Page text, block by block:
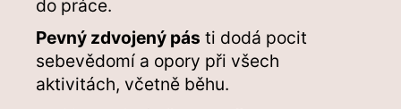
do práce.
Pevný zdvojený pás ti dodá pocit
sebevědomí a opory při všech
aktivitách, včetně běhu.